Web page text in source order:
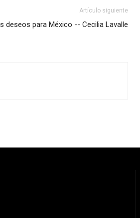
Artículo siguiente
deseos para México -- Cecilia Lavalle